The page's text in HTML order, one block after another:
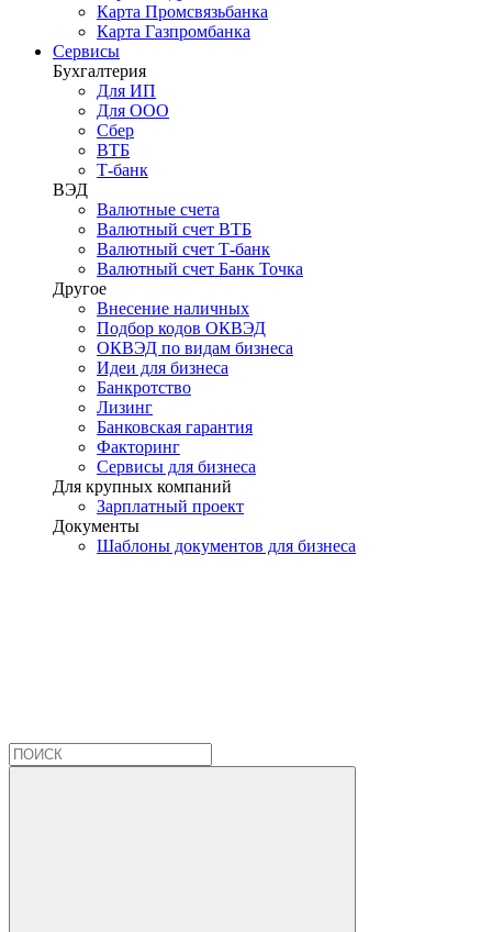
Карта Промсвязьбанка
Карта Газпромбанка
Сервисы
Бухгалтерия
Для ИП
Для ООО
Сбер
ВТБ
Т-банк
ВЭД
Валютные счета
Валютный счет ВТБ
Валютный счет Т-банк
Валютный счет Банк Точка
Другое
Внесение наличных
Подбор кодов ОКВЭД
ОКВЭД по видам бизнеса
Идеи для бизнеса
Банкротство
Лизинг
Банковская гарантия
Факторинг
Сервисы для бизнеса
Для крупных компаний
Зарплатный проект
Документы
Шаблоны документов для бизнеса